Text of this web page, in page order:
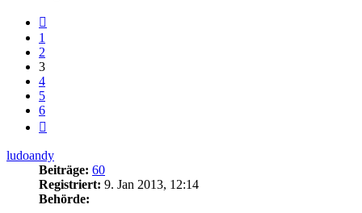
1
2
3
4
5
6
ludoandy
Beiträge: 60
Registriert: 9. Jan 2013, 12:14
Behörde: